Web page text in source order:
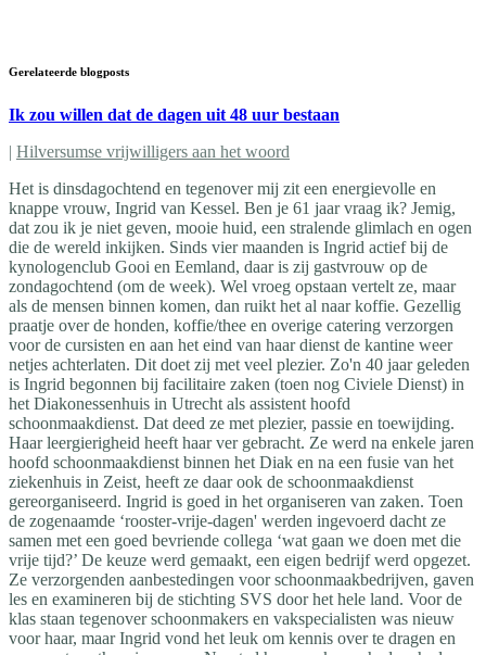
Gerelateerde blogposts
Ik zou willen dat de dagen uit 48 uur bestaan
| Hilversumse vrijwilligers aan het woord
Het is dinsdagochtend en tegenover mij zit een energievolle en
knappe vrouw, Ingrid van Kessel. Ben je 61 jaar vraag ik? Jemig,
dat zou ik je niet geven, mooie huid, een stralende glimlach en ogen
die de wereld inkijken. Sinds vier maanden is Ingrid actief bij de
kynologenclub Gooi en Eemland, daar is zij gastvrouw op de
zondagochtend (om de week). Wel vroeg opstaan vertelt ze, maar
als de mensen binnen komen, dan ruikt het al naar koffie. Gezellig
praatje over de honden, koffie/thee en overige catering verzorgen
voor de cursisten en aan het eind van haar dienst de kantine weer
netjes achterlaten. Dit doet zij met veel plezier. Zo'n 40 jaar geleden
is Ingrid begonnen bij facilitaire zaken (toen nog Civiele Dienst) in
het Diakonessenhuis in Utrecht als assistent hoofd
schoonmaakdienst. Dat deed ze met plezier, passie en toewijding.
Haar leergierigheid heeft haar ver gebracht. Ze werd na enkele jaren
hoofd schoonmaakdienst binnen het Diak en na een fusie van het
ziekenhuis in Zeist, heeft ze daar ook de schoonmaakdienst
gereorganiseerd. Ingrid is goed in het organiseren van zaken. Toen
de zogenaamde ‘rooster-vrije-dagen' werden ingevoerd dacht ze
samen met een goed bevriende collega ‘wat gaan we doen met die
vrije tijd?’ De keuze werd gemaakt, een eigen bedrijf werd opgezet.
Ze verzorgenden aanbestedingen voor schoonmaakbedrijven, gaven
les en examineren bij de stichting SVS door het hele land. Voor de
klas staan tegenover schoonmakers en vakspecialisten was nieuw
voor haar, maar Ingrid vond het leuk om kennis over te dragen en